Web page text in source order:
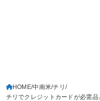
HOME 中南米 チリ
チリでクレジットカードが必需